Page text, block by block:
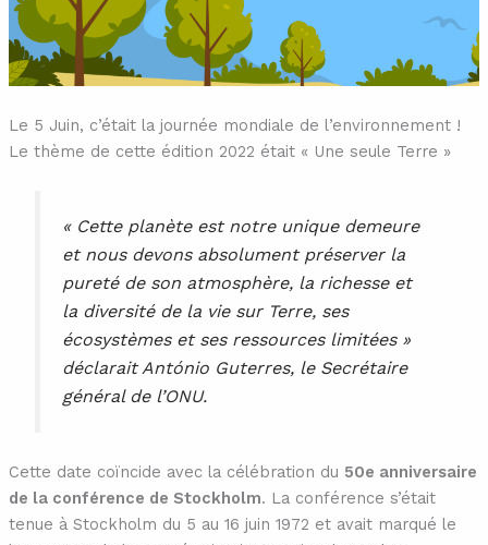
Le 5 Juin, c’était la journée mondiale de l’environnement !
Le thème de cette édition 2022 était « Une seule Terre »
« Cette planète est notre unique demeure
et nous devons absolument préserver la
pureté de son atmosphère, la richesse et
la diversité de la vie sur Terre, ses
écosystèmes et ses ressources limitées »
déclarait António Guterres, le Secrétaire
général de l’ONU.
Cette date coïncide avec la célébration du 50e anniversaire
de la conférence de Stockholm. La conférence s’était
tenue à Stockholm du 5 au 16 juin 1972 et avait marqué le